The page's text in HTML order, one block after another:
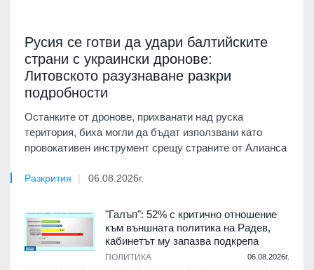
Русия се готви да удари балтийските
страни с украински дронове:
Литовското разузнаване разкри
подробности
Останките от дронове, прихванати над руска
територия, биха могли да бъдат използвани като
провокативен инструмент срещу страните от Алианса
Разкрития 06.08.2026г.
"Галъп": 52% с критично отношение
към външната политика на Радев,
кабинетът му запазва подкрепа
ПОЛИТИКА 06.08.2026г.